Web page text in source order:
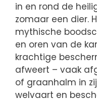
in en rond de
zomaar een dier.
mythische
en oren van de
krachtige
afweert – vaak
of graanhalm in
welvaart en